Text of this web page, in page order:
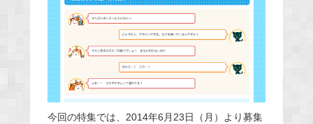
今回の特集では、2014年6月23日（月）より募集